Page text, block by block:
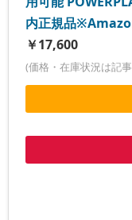
内正規品
￥17,600
(価格・在庫状況は記